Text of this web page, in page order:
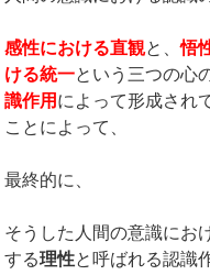
感性における直観と、悟
ける統一という三つの心
識作用 によって形成され
ことによって、
最終的に、
そうした人間の意識にお
する理性と呼ばれる認識